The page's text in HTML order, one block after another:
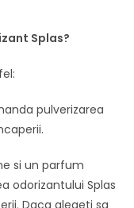
Splas?
pulverizarea
si un parfum
odorizantului Splas